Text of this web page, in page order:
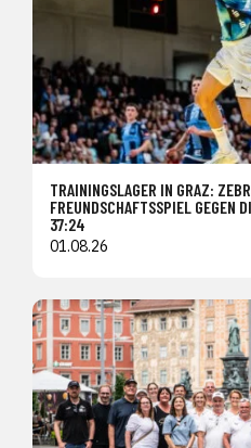
TRAININGSLAGER IN GRAZ:
FREUNDSCHAFTSSPIEL GEGEN
37:24
01.08.26